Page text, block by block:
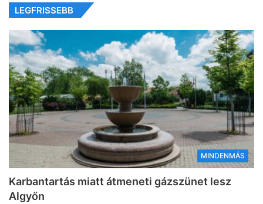
LEGFRISSEBB
MINDENMÁS
Karbantartás miatt átmeneti gázszünet lesz
Algyőn